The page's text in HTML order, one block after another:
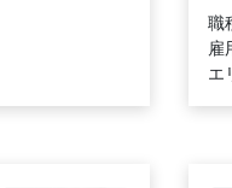
職
雇
エ